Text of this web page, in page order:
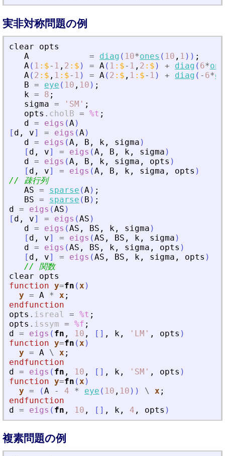
実非対称問題の例
clear
opts
A
= diag ( 10*ones ( 10 , 1 ) ) ;
A ( 1 : $- 1 , 2 : $ ) = A ( 1 : $- 1 , 2 : $ ) + diag ( 6*
A ( 2 : $ , 1 : $- 1 ) = A ( 2 : $ , 1 : $- 1 ) + diag ( - 6*
B = eye ( 10 , 10 ) ;
k = 8 ;
sigma = ' SM ' ;
opts . cholB = %t ;
d = eigs (A )
[ d , v] = eigs (A )
d = eigs (A , B , k , sigma )
[ d , v] = eigs (A , B , k , sigma )
d = eigs (A , B , k , sigma , opts )
[ d , v] = eigs (A , B , k , sigma , opts )
// 疎行列
AS = sparse (A ) ;
BS = sparse ( B ) ;
d = eigs (AS )
[ d , v] = eigs (AS )
d = eigs (AS , BS , k , sigma )
[ d , v] = eigs (AS , BS , k , sigma )
d = eigs (AS , BS , k , sigma , opts )
[ d , v] = eigs (AS , BS , k , sigma , opts )
// 関数
clear
opts
function y=fn ( x )
y = A * x ;
endfunction
opts . isreal = %t ;
opts . issym = %f ;
d = eigs ( fn , 10 , [ ] , k , ' LM ' , opts )
function y=fn ( x )
y = A \ x ;
endfunction
d = eigs ( fn , 10 , [ ] , k , ' SM ' , opts )
function y=fn ( x )
y = (A - 4 * eye ( 10 , 10 ) ) \ x ;
endfunction
d = eigs ( fn , 10 , [ ] , k , 4 , opts )
複素問題の例